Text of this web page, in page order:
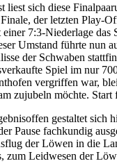
liest sich diese
der letzten Play-
einer 7:3-Niederlage das
Umstand führte nun
der Schwaben
Spiel im nur
vergriffen war,
zujubeln möchte.
gestaltet sich
Pause fachkundig
der Löwen in die
zum Leidwesen der